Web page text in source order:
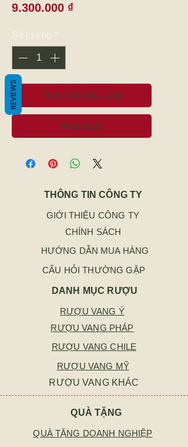
9.300.000 ₫Giá
Thêm vào giỏ hàng
Mua ngay
THÔNG TIN CÔNG TY
GIỚI THIỆU CÔNG TY
CHÍNH SÁCH
HƯỚNG DẪN MUA HÀNG
CẤU HỎI THƯỜNG GẶP
DANH MỤC RƯỢU
RƯỢU VANG Ý
RƯỢU VANG PHÁP
RƯỢU VANG CHILE
RƯỢU VANG MỸ
RƯỢU VANG KHÁC
QUÀ TẶNG
QUÀ TẶNG DOANH NGHIỆP
REVIEWS